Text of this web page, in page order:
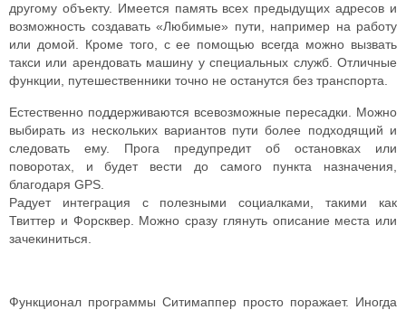
другому объекту. Имеется память всех предыдущих адресов и
возможность создавать «Любимые» пути, например на работу
или домой. Кроме того, с ее помощью всегда можно вызвать
такси или арендовать машину у специальных служб. Отличные
функции, путешественники точно не останутся без транспорта.
Естественно поддерживаются всевозможные пересадки. Можно
выбирать из нескольких вариантов пути более подходящий и
следовать ему. Прога предупредит об остановках или
поворотах, и будет вести до самого пункта назначения,
благодаря GPS.
Радует интеграция с полезными социалками, такими как
Твиттер и Форсквер. Можно сразу глянуть описание места или
зачекиниться.
Функционал программы Ситимаппер просто поражает. Иногда